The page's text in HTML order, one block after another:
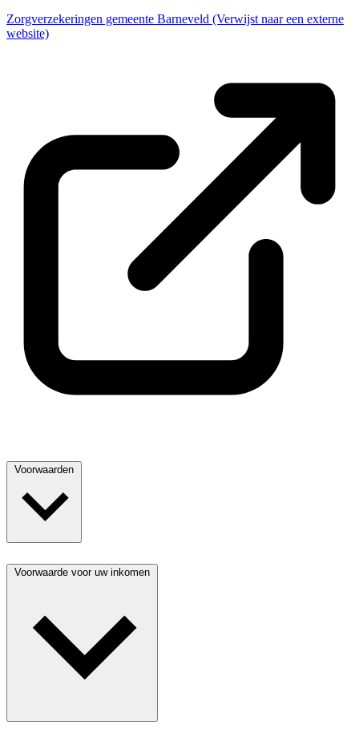
Zorgverzekeringen gemeente Barneveld (Verwijst naar een externe
website)
Voorwaarden
Voorwaarde voor uw inkomen